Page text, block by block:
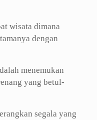
wisata dimana
dengan
menemukan
yang betul-
segala yang